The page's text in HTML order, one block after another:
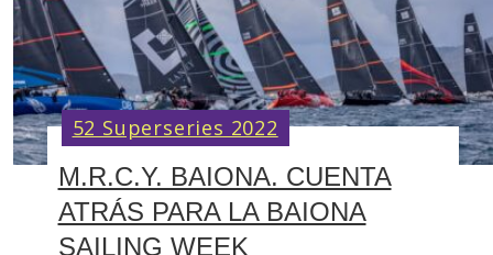
M.R.C.Y. BAIONA. CUENTA
ATRÁS PARA LA BAIONA
SAILING WEEK
52 Superseries 2022